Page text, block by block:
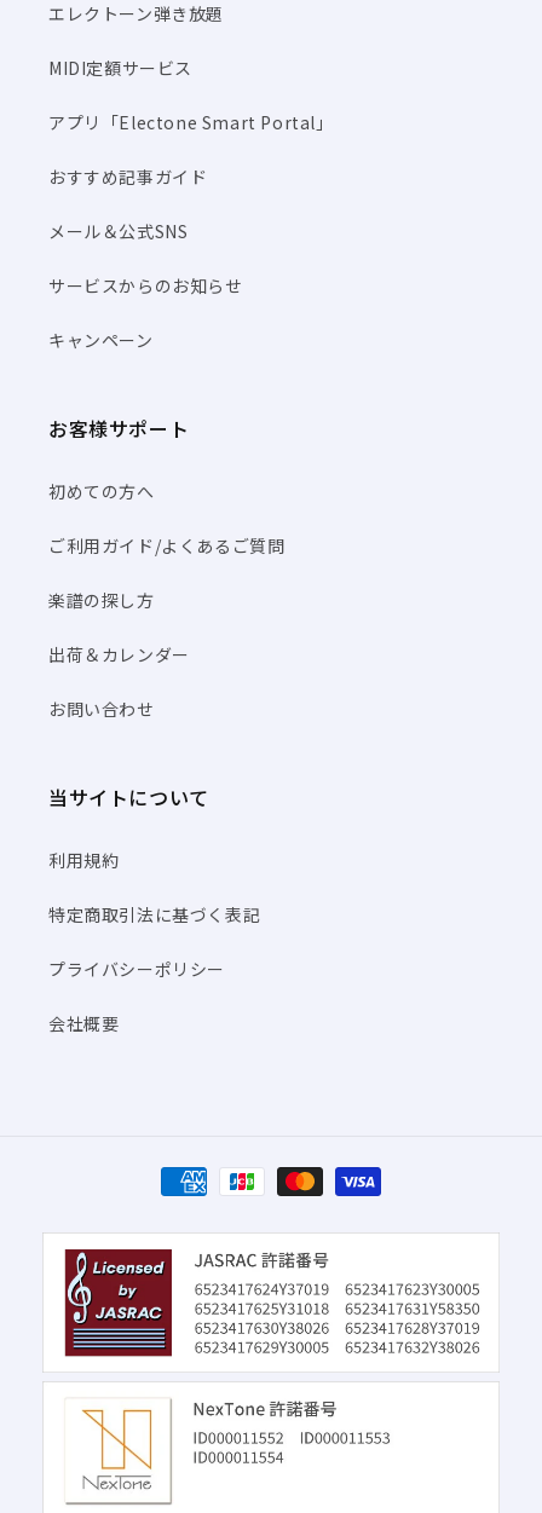
エレクトーン弾き放題
MIDI定額サービス
アプリ「Electone Smart Portal」
おすすめ記事ガイド
メール＆公式SNS
サービスからのお知らせ
キャンペーン
お客様サポート
初めての方へ
ご利用ガイド/よくあるご質問
楽譜の探し方
出荷＆カレンダー
お問い合わせ
当サイトについて
利用規約
特定商取引法に基づく表記
プライバシーポリシー
会社概要
決
済
方
法